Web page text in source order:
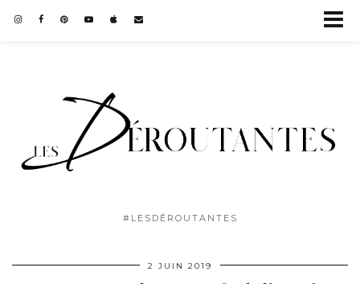
#LESDÉROUTANTES
2 JUIN 2019